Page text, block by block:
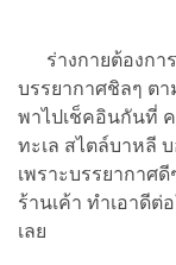
ร่างกายต้องการ
บรรยากาศชิลๆ ตา
พาไปเช็คอินกันที่ ค
ทะเล สไตล์บาหลี
เพราะบรรยากาศ
ร้านเค้า ทำเอาดีต่
เลย